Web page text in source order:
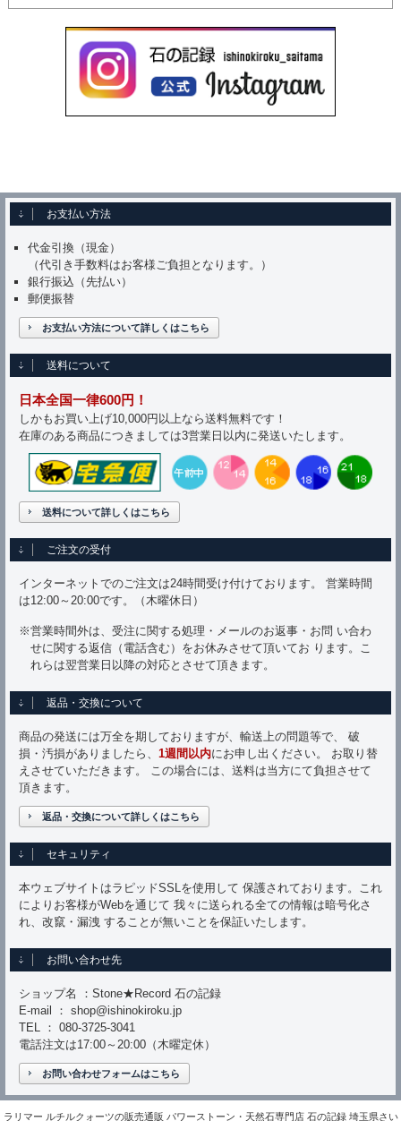
お支払い方法
代金引換（現金）
（代引き手数料はお客様ご負担となります。）
銀行振込（先払い）
郵便振替
お支払い方法について詳しくはこちら
送料について
日本全国一律600円！
しかもお買い上げ10,000円以上なら送料無料です！
在庫のある商品につきましては3営業日以内に発送いたします。
送料について詳しくはこちら
ご注文の受付
インターネットでのご注文は24時間受け付けております。 営業時間
は12:00～20:00です。（木曜休日）
※営業時間外は、受注に関する処理・メールのお返事・お問 い合わ
せに関する返信（電話含む）をお休みさせて頂いてお ります。こ
れらは翌営業日以降の対応とさせて頂きます。
返品・交換について
商品の発送には万全を期しておりますが、輸送上の問題等で、 破
損・汚損がありましたら、 1週間以内にお申し出ください。 お取り替
えさせていただきます。 この場合には、送料は当方にて負担させて
頂きます。
返品・交換について詳しくはこちら
セキュリティ
本ウェブサイトはラピッドSSLを使用して 保護されております。これ
によりお客様がWebを通じて 我々に送られる全ての情報は暗号化さ
れ、改竄・漏洩 することが無いことを保証いたします。
お問い合わせ先
ショップ名 ：Stone★Record 石の記録
E-mail ： shop@ishinokiroku.jp
TEL ： 080-3725-3041
電話注文は17:00～20:00（木曜定休）
お問い合わせフォームはこちら
ラリマー ルチルクォーツの販売通販 パワーストーン・天然石専門店 石の記録 埼玉県さい